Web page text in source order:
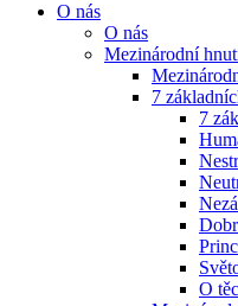
O nás
O nás
Mezinárodní
7
7
O